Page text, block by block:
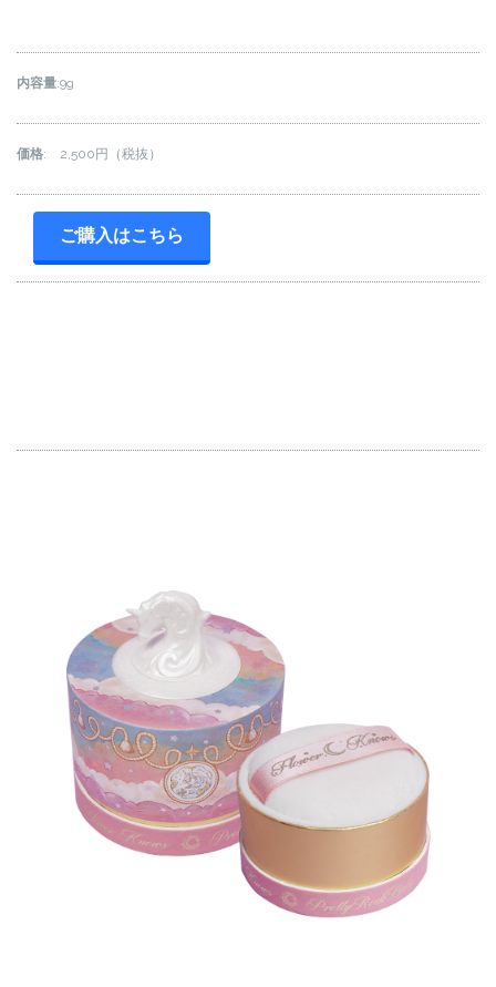
内容量:9g
価格: 2,500円（税抜）
ご購入はこちら